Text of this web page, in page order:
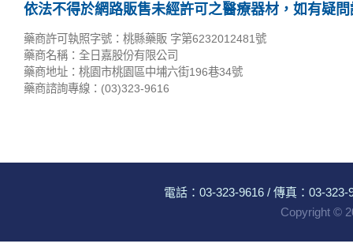
依法不得於網路販售未經許可之醫療器材，如有疑
藥商許可執照字號：桃縣藥販 字第6232012481號
藥商名稱：全日嘉股份有限公司
藥商地址：桃園市桃園區中埔六街196巷34號
藥商諮詢專線：(03)323-9616
電話： 03-323-9616 / 傳真：03-323-
Copyright ©